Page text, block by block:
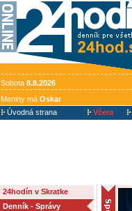
Sobota 8.8.2026
Meniny má Oskar
Úvodná strana
Včera
24hodín v Skratke
Denník - Správy